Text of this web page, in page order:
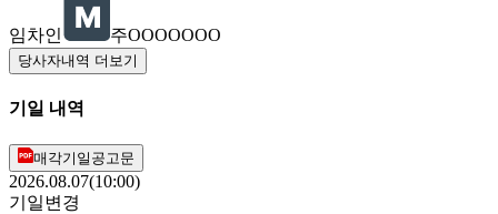
임차인 주OOOOOOO
당사자내역 더보기
기일 내역
매각기일공고문
2026.08.07(10:00)
기일변경